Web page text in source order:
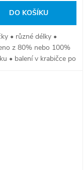
DO KOŠÍKU
• různé délky •
z 80% nebo 100%
• balení v krabičce po